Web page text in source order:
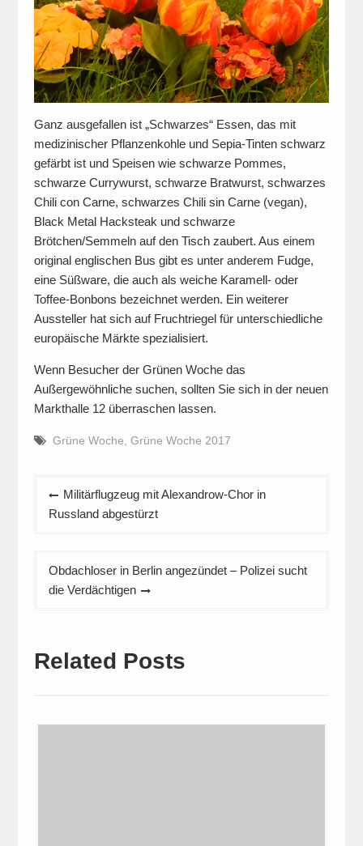
Ganz ausgefallen ist „Schwarzes“ Essen, das mit
medizinischer Pflanzenkohle und Sepia-Tinten schwarz
gefärbt ist und Speisen wie schwarze Pommes,
schwarze Currywurst, schwarze Bratwurst, schwarzes
Chili con Carne, schwarzes Chili sin Carne (vegan),
Black Metal Hacksteak und schwarze
Brötchen/Semmeln auf den Tisch zaubert. Aus einem
original englischen Bus gibt es unter anderem Fudge,
eine Süßware, die auch als weiche Karamell- oder
Toffee-Bonbons bezeichnet werden. Ein weiterer
Aussteller hat sich auf Fruchtriegel für unterschiedliche
europäische Märkte spezialisiert.
Wenn Besucher der Grünen Woche das
Außergewöhnliche suchen, sollten Sie sich in der neuen
Markthalle 12 überraschen lassen.
Grüne Woche Grüne Woche 2017
Beitragsnavigation
Militärflugzeug mit Alexandrow-Chor in
Russland abgestürzt
Obdachloser in Berlin angezündet – Polizei sucht
die Verdächtigen
Related Posts